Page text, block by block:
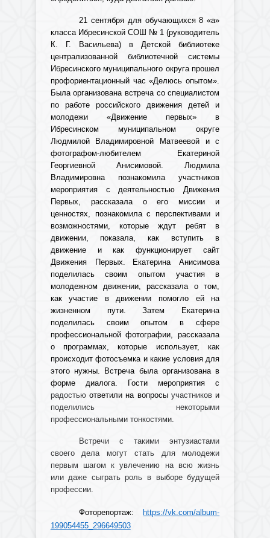
21 сентября для обучающихся 8 «а»
класса Ибресинской СОШ № 1 (руководитель
К. Г. Васильева) в Детской библиотеке
централизованной библиотечной системы
Ибресинского муниципального округа прошел
профориентационный час «Делюсь опытом».
Была организована встреча со специалистом
по работе российского движения детей и
молодежи «Движение первых» в
Ибресинском муниципальном округе
Людмилой Владимировной Матвеевой и с
фотографом-любителем Екатериной
Георгиевной Анисимовой. Людмила
Владимировна познакомила участников
мероприятия с деятельностью Движения
Первых, рассказала о его миссии и
ценностях, познакомила с перспективами и
возможностями, которые ждут ребят в
движении, показала, как вступить в
движение и как функционирует сайт
Движения Первых.
Екатерина Анисимова
поделилась своим опытом участия в
молодежном движении, рассказала о том,
как участие в движении помогло ей на
жизненном пути. Затем Екатерина
поделилась своим опытом в сфере
профессиональной фотографии, рассказала
о программах, которые использует, как
происходит фотосъемка и какие условия для
этого нужны.
Встреча была организована в
форме диалога. Гости мероприятия с
радостьюответили на вопросы участникови
поделились некоторыми
профессиональными тонкостями.
Встречи с такими энтузиастами
своего дела могут стать для молодежи
первым шагом к увлечению на всю жизнь
или даже сыграть роль в выборе будущей
профессии.
Фоторепортаж: https://vk.com/album-
199054455_296649503